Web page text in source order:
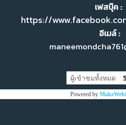
เฟสบุ๊ค :
https://
อีเมล์ :
ผู้เข้าชมทั้งหมด
Powered by